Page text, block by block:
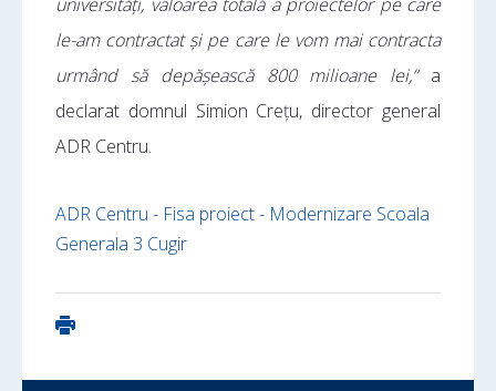
universități, valoarea totală a proiectelor pe care
le-am contractat și pe care le vom mai contracta
urmând să depășească 800 milioane lei,” a
declarat domnul Simion Crețu, director general
ADR Centru.
ADR Centru - Fisa proiect - Modernizare Scoala
Generala 3 Cugir